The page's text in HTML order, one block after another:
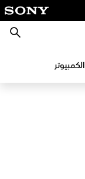
بحث
الكمبيوتر